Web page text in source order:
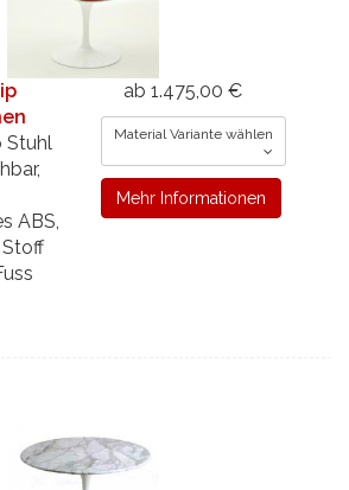
Stuhl
ABS,
ab 1.475,00 €
Material Variante wählen
Mehr Informationen